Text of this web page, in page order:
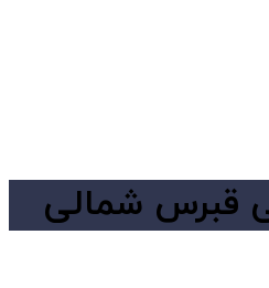
قبرس شمالی